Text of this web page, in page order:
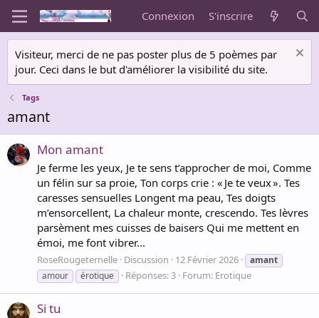
Connexion S'inscrire
Visiteur, merci de ne pas poster plus de 5 poèmes par
jour. Ceci dans le but d'améliorer la visibilité du site.
Tags
amant
Mon amant
Je ferme les yeux, Je te sens t’approcher de moi, Comme
un félin sur sa proie, Ton corps crie : « Je te veux ». Tes
caresses sensuelles Longent ma peau, Tes doigts
m’ensorcellent, La chaleur monte, crescendo. Tes lèvres
parsèment mes cuisses de baisers Qui me mettent en
émoi, me font vibrer...
RoseRougeternelle Discussion 12 Février 2026
amant
amour
érotique Réponses: 3 Forum: Erotique
Si tu